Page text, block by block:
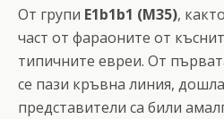
От групи E1b1b1 (M35),
част от фараоните от
типичните евреи. От
се пази кръвна линия,
представители са били